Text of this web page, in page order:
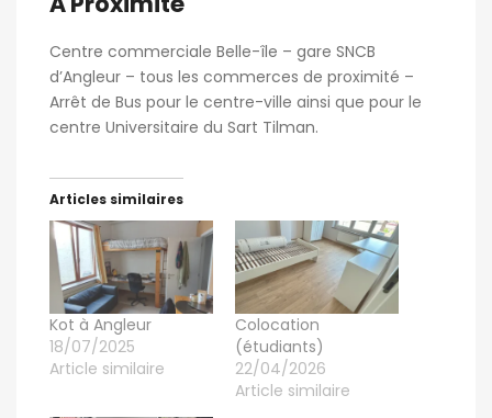
Centre commerciale Belle-île – gare SNCB
d’Angleur – tous les commerces de proximité –
Arrêt de Bus pour le centre-ville ainsi que pour le
centre Universitaire du Sart Tilman.
Articles similaires
Kot à Angleur
18/07/2025
Article similaire
Colocation
(étudiants)
22/04/2026
Article similaire